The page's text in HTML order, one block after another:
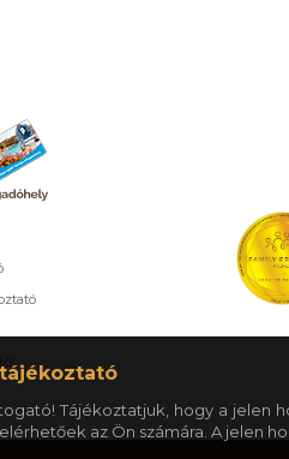
Tájékoztatjuk, hogy a jelen
az Ön számára. A jelen